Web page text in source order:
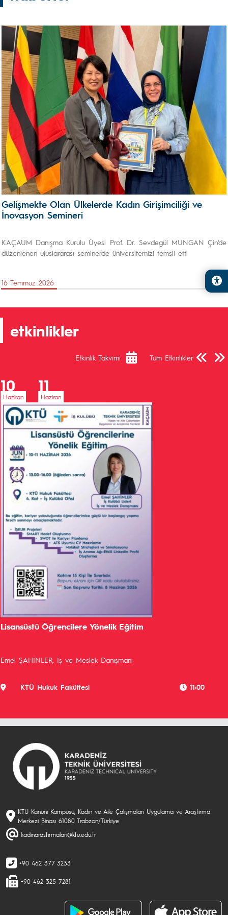
Gelişmekte Olan Ülkelerde Kadın Girişimciliği ve
İnovasyon Semineri
KAÇAUM Danışma Kurulu Üyesi Prof. Dr. Sevdegül MUNGAN Çin'de
düzenlenen uluslararası seminerde üniversitemizi temsil etti
16 Temmuz 2026
etkinlikler
Etkinlik Takvimi Tüm Etkinlikler
Önceki
10
Haziran
11
Haziran
Lisansüstü Öğrencilere Yönelik Eğitim
Emel ŞAHİNLER, İş ve Meslek Danışmanı
KTÜ Hukuk Fakültesi 11:00
KTÜ Kanuni Kampüsü, Kadın ve Aile Çalışmaları Uygulama ve Araştırma
Merkezi Binası 61080 Trabzon/Türkiye
kadinarastirmalari@ktu.edu.tr
+90 462 377 3233
+90 462 325 7281